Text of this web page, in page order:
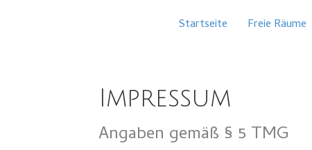
Startseite Freie Räume
Impressum
Angaben gemäß § 5 TMG